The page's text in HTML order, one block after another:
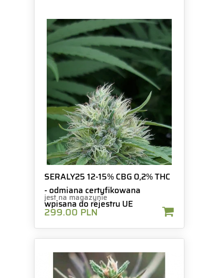
SERALY25 12-15% CBG 0,2% THC
- odmiana certyfikowana
wpisana do rejestru UE
jest na magazynie
299.00 PLN